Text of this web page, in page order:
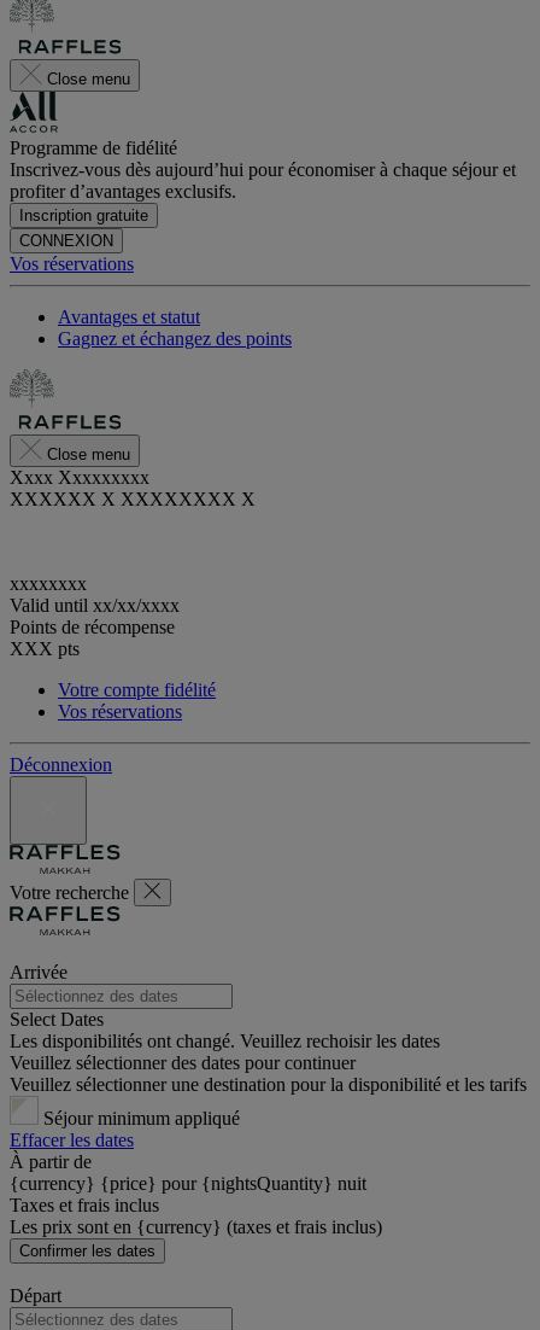
Close menu
Programme de fidélité
Inscrivez-vous dès aujourd’hui pour économiser à chaque séjour et
profiter d’avantages exclusifs.
Inscription gratuite
CONNEXION
Vos réservations
Avantages et statut
Gagnez et échangez des points
Close menu
Xxxx Xxxxxxxxx
XXXXXX X XXXXXXXX X
xxxxxxxx
Valid until xx/xx/xxxx
Points de récompense
XXX pts
Votre compte fidélité
Vos réservations
Déconnexion
Votre recherche
Arrivée
Select Dates
Les disponibilités ont changé. Veuillez rechoisir les dates
Veuillez sélectionner des dates pour continuer
Veuillez sélectionner une destination pour la disponibilité et les tarifs
Séjour minimum appliqué
Effacer les dates
À partir de
{currency} {price} pour {nightsQuantity} nuit
Taxes et frais inclus
Les prix sont en {currency} (taxes et frais inclus)
Confirmer les dates
Départ